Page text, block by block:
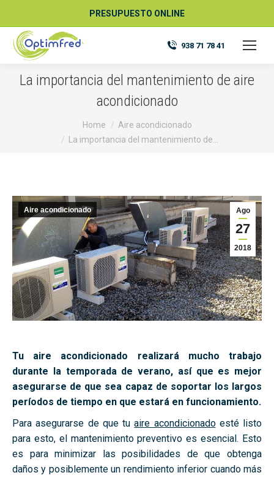
PRESUPUESTO ONLINE
938 71 78 41
La importancia del mantenimiento de aire
acondicionado
Home
Aire acondicionado
La importancia del mantenimiento de…
Ago
27
2018
Aire acondicionado
Tu aire acondicionado realizará mucho trabajo
durante la temporada de verano, así que es mejor
asegurarse de que sea capaz de soportar los largos
períodos de tiempo en que estará en funcionamiento.
Para asegurarse de que tuaire acondicionadoesté listo
para esto, el mantenimiento preventivo es esencial. Esto
es para minimizar las posibilidades de que obtenga
daños y posiblemente un rendimiento inferior cuando más